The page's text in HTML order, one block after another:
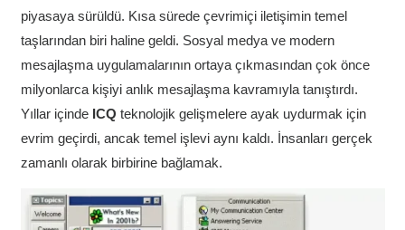
piyasaya sürüldü. Kısa sürede çevrimiçi iletişimin temel
taşlarından biri haline geldi. Sosyal medya ve modern
mesajlaşma uygulamalarının ortaya çıkmasından çok önce
milyonlarca kişiyi anlık mesajlaşma kavramıyla tanıştırdı.
Yıllar içinde ICQ teknolojik gelişmelere ayak uydurmak için
evrim geçirdi, ancak temel işlevi aynı kaldı. İnsanları gerçek
zamanlı olarak birbirine bağlamak.